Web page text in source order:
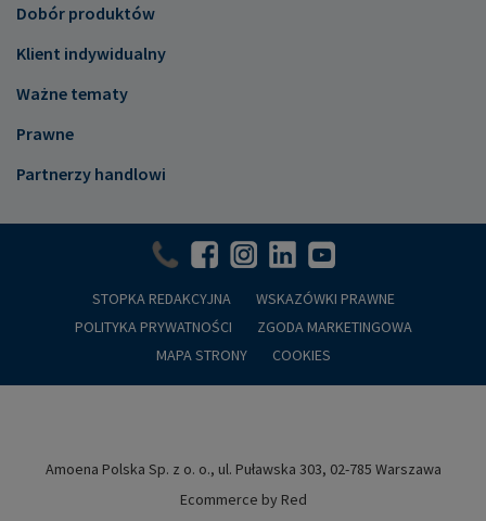
Dobór produktów
Klient indywidualny
Ważne tematy
Prawne
Partnerzy handlowi
STOPKA REDAKCYJNA
WSKAZÓWKI PRAWNE
POLITYKA PRYWATNOŚCI
ZGODA MARKETINGOWA
MAPA STRONY
COOKIES
Amoena Polska Sp. z o. o., ul. Puławska 303, 02-785 Warszawa
Ecommerce by Red